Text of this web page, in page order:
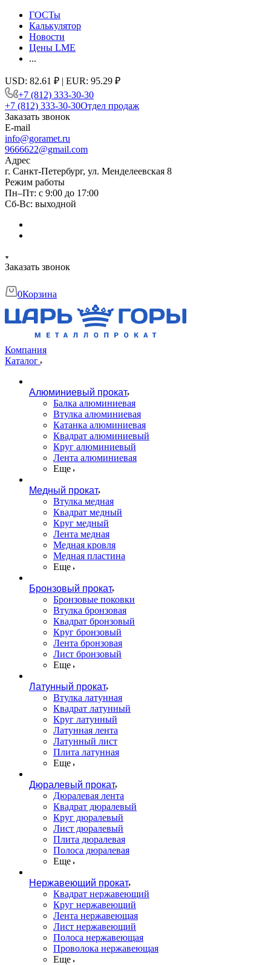
ГОСТы
Калькулятор
Новости
Цены LME
...
USD: 82.61 ₽ | EUR: 95.29 ₽
+7 (812) 333-30-30
+7 (812) 333-30-30Отдел продаж
Заказать звонок
E-mail
info@goramet.ru
9666622@gmail.com
Адрес
г. Санкт-Петербург, ул. Менделеевская 8
Режим работы
Пн–Пт: с 9:00 до 17:00
Сб-Вс: выходной
Заказать звонок
0Корзина
Компания
Каталог
Алюминиевый прокат
Балка алюминиевая
Втулка алюминиевая
Катанка алюминиевая
Квадрат алюминиевый
Круг алюминиевый
Лента алюминиевая
Еще
Медный прокат
Втулка медная
Квадрат медный
Круг медный
Лента медная
Медная кровля
Медная пластина
Еще
Бронзовый прокат
Бронзовые поковки
Втулка бронзовая
Квадрат бронзовый
Круг бронзовый
Лента бронзовая
Лист бронзовый
Еще
Латунный прокат
Втулка латунная
Квадрат латунный
Круг латунный
Латунная лента
Латунный лист
Плита латунная
Еще
Дюралевый прокат
Дюралевая лента
Квадрат дюралевый
Круг дюралевый
Лист дюралевый
Плита дюралевая
Полоса дюралевая
Еще
Нержавеющий прокат
Квадрат нержавеющий
Круг нержавеющий
Лента нержавеющая
Лист нержавеющий
Полоса нержавеющая
Проволока нержавеющая
Еще